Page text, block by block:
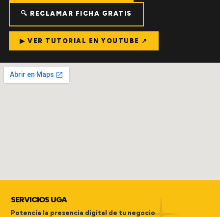
🔍 RECLAMAR FICHA GRATIS
▶ VER TUTORIAL EN YOUTUBE ↗
SERVICIOS UGA
Potencia la presencia digital de tu negocio